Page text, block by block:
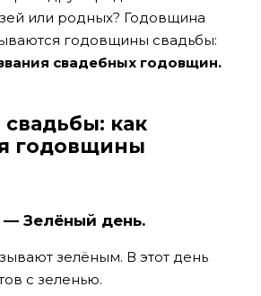
или родных? Годовщина
годовщины свадьбы:
свадебных годовщин.
как
годовщины
— Зелёный день.
зелёным. В этот день
с зеленью.